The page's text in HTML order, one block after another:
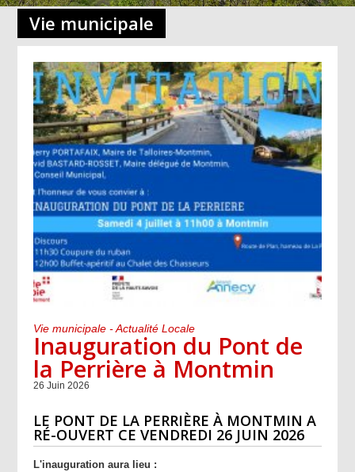
Vie municipale
Vie municipale - Actualité Locale
Inauguration du Pont de
la Perrière à Montmin
26 Juin 2026
LE PONT DE LA PERRIÈRE À MONTMIN A
RÉ-OUVERT CE VENDREDI 26 JUIN 2026
L'inauguration aura lieu :